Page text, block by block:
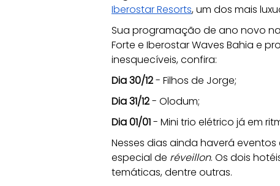
Iberostar Resorts, um dos mais
Sua programação de ano novo
Forte e Iberostar Waves Bahia e
inesquecíveis, confira:
Dia 30/12 - Filhos de Jorge;
Dia 31/12 - Olodum;
Dia 01/01 - Mini trio elétrico já em
Nesses dias ainda haverá eventos
especial de réveillon. Os dois
temáticas, dentre outras.